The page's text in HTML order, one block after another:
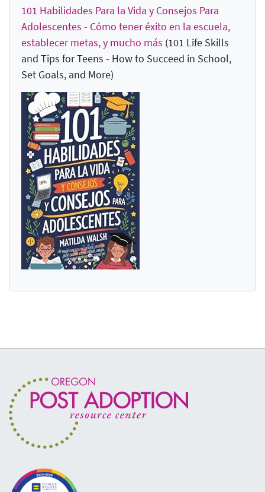
101 Habilidades Para la Vida y Consejos Para
Adolescentes - Cómo tener éxito en la escuela,
establecer metas, y mucho más (101 Life Skills
and Tips for Teens - How to Succeed in School,
Set Goals, and More)